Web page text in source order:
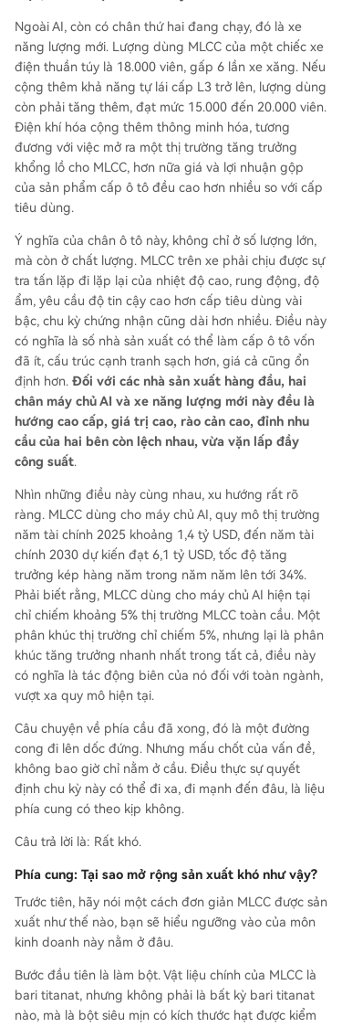
Ngoài AI, còn có chân thứ hai đang chạy, đó là xe
năng lượng mới. Lượng dùng MLCC của một chiếc xe
điện thuần túy là 18.000 viên, gấp 6 lần xe xăng. Nếu
cộng thêm khả năng tự lái cấp L3 trở lên, lượng dùng
còn phải tăng thêm, đạt mức 15.000 đến 20.000 viên.
Điện khí hóa cộng thêm thông minh hóa, tương
đương với việc mở ra một thị trường tăng trưởng
khổng lồ cho MLCC, hơn nữa giá và lợi nhuận gộp
của sản phẩm cấp ô tô đều cao hơn nhiều so với cấp
tiêu dùng.
Ý nghĩa của chân ô tô này, không chỉ ở số lượng lớn,
mà còn ở chất lượng. MLCC trên xe phải chịu được sự
tra tấn lặp đi lặp lại của nhiệt độ cao, rung động, độ
ẩm, yêu cầu độ tin cậy cao hơn cấp tiêu dùng vài
bậc, chu kỳ chứng nhận cũng dài hơn nhiều. Điều này
có nghĩa là số nhà sản xuất có thể làm cấp ô tô vốn
đã ít, cấu trúc cạnh tranh sạch hơn, giá cả cũng ổn
định hơn. Đối với các nhà sản xuất hàng đầu, hai
chân máy chủ AI và xe năng lượng mới này đều là
hướng cao cấp, giá trị cao, rào cản cao, đỉnh nhu
cầu của hai bên còn lệch nhau, vừa vặn lấp đầy
công suất.
Nhìn những điều này cùng nhau, xu hướng rất rõ
ràng. MLCC dùng cho máy chủ AI, quy mô thị trường
năm tài chính 2025 khoảng 1,4 tỷ USD, đến năm tài
chính 2030 dự kiến đạt 6,1 tỷ USD, tốc độ tăng
trưởng kép hàng năm trong năm năm lên tới 34%.
Phải biết rằng, MLCC dùng cho máy chủ AI hiện tại
chỉ chiếm khoảng 5% thị trường MLCC toàn cầu. Một
phân khúc thị trường chỉ chiếm 5%, nhưng lại là phân
khúc tăng trưởng nhanh nhất trong tất cả, điều này
có nghĩa là tác động biên của nó đối với toàn ngành,
vượt xa quy mô hiện tại.
Câu chuyện về phía cầu đã xong, đó là một đường
cong đi lên dốc đứng. Nhưng mấu chốt của vấn đề,
không bao giờ chỉ nằm ở cầu. Điều thực sự quyết
định chu kỳ này có thể đi xa, đi mạnh đến đâu, là liệu
phía cung có theo kịp không.
Câu trả lời là: Rất khó.
Phía cung: Tại sao mở rộng sản xuất khó như vậy?
Trước tiên, hãy nói một cách đơn giản MLCC được sản
xuất như thế nào, bạn sẽ hiểu ngưỡng vào của môn
kinh doanh này nằm ở đâu.
Bước đầu tiên là làm bột. Vật liệu chính của MLCC là
bari titanat, nhưng không phải là bất kỳ bari titanat
nào, mà là bột siêu mịn có kích thước hạt được kiểm